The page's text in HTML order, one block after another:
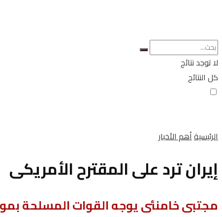
لا توجد نتائج
كل النتائج
الرئيسيةأهم الأخبار
إيران ترد على المقترح الأمريكى
مجتبى خامنئى يوجه القوات المسلحة